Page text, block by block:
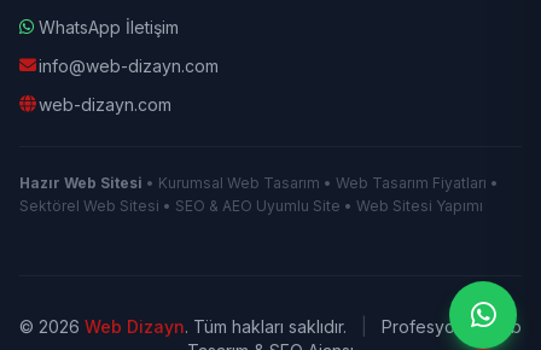
WhatsApp İletişim
info@web-dizayn.com
web-dizayn.com
Hazır Web Sitesi • Kurumsal Web Tasarım • Web Tasarım Fiyatları •
Sektörel Web Sitesi • SEO & AEO Uyumlu Site • Web Sitesi Yapımı
© 2026 Web Dizayn. Tüm hakları saklıdır.
Profesyonel Web